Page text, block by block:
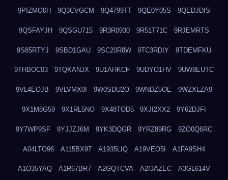
9PIZMO0H 9Q3CVGCM 9Q4799TT 9QE0Y05S 9QEDJDIS
9QSFAYJH 9QSGU715 9R3R0930 9R51T71C 9RJEMRTS
9S85RTYJ 9SBD1GAU 9SC20R8W 9TC3RDIY 9TDEMFKU
9THBOC03 9TQKANJX 9U1AHKCF 9UDYO1HV 9UW8EUTC
9VL4EOJB 9VLVMX0I 9W0SDU2O 9WNDZ5OE 9WZXLZA9
9X1M8G59 9X1RL5NO 9X48TOD5 9XJI2XX2 9Y62DJFI
9Y7WP9SF 9YJJZJ6M 9YK3DQGR 9YRZ89RG 9ZO0Q6RC
A04LTO96 A115BX97 A1935LIQ A19VEO5I A1FA9SH4
A1O35YAQ A1R67BR7 A2GQTCVA A2I3AZEC A3GL614V